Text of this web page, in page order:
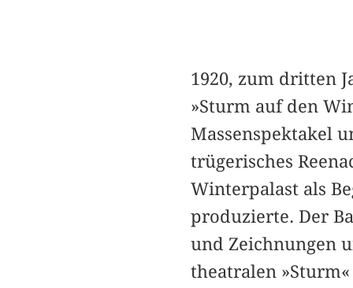
1920, zum dritten
»Sturm auf den
Massenspektakel
trügerisches
Winterpalast als
produzierte. Der
und Zeichnungen
theatralen